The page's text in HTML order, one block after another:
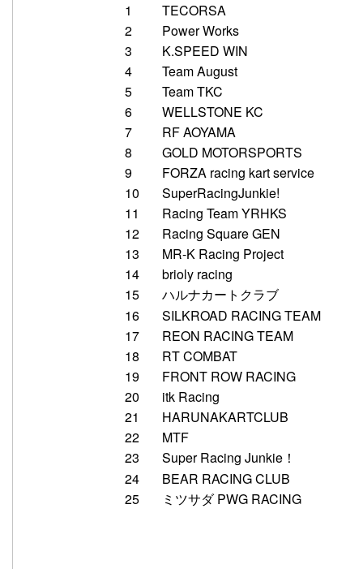
1
TECORSA
2
Power Works
3
K.SPEED WIN
4
Team August
5
Team TKC
6
WELLSTONE KC
7
RF AOYAMA
8
GOLD MOTORSPORTS
9
FORZA racing kart service
10
SuperRacingJunkie!
11
Racing Team YRHKS
12
Racing Square GEN
13
MR-K Racing Project
14
brioly racing
15
ハルナカートクラブ
16
SILKROAD RACING TEAM
17
REON RACING TEAM
18
RT COMBAT
19
FRONT ROW RACING
20
itk Racing
21
HARUNAKARTCLUB
22
MTF
23
Super Racing Junkie！
24
BEAR RACING CLUB
25
ミツサダ PWG RACING